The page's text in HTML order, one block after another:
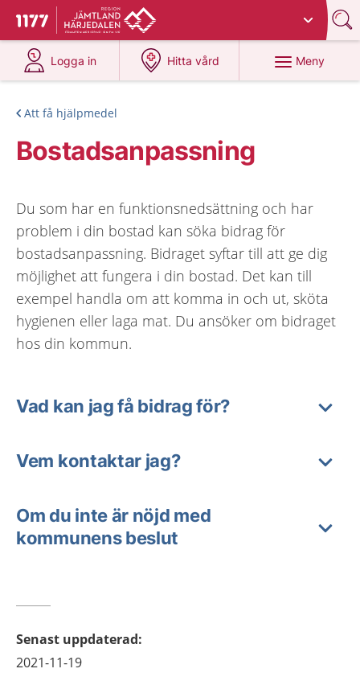
Till startsidan för 1177
Du har valt region
Logga in
på 1177.se
Hitta vård
på 1177.se
Meny
Att få hjälpmedel
Bostadsanpassning
Du som har en funktionsnedsättning och har
problem i din bostad kan söka bidrag för
bostadsanpassning. Bidraget syftar till att ge dig
möjlighet att fungera i din bostad. Det kan till
exempel handla om att komma in och ut, sköta
hygienen eller laga mat. Du ansöker om bidraget
hos din kommun.
Vad kan jag få bidrag för?
Vem kontaktar jag?
Om du inte är nöjd med
kommunens beslut
Senast uppdaterad:
2021-11-19